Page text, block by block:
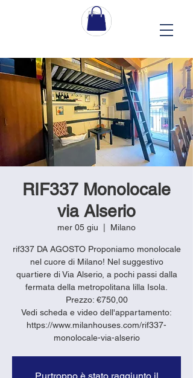
RIF337 Monolocale
via Alserio
mer 05 giu Milano
rif337 DA AGOSTO Proponiamo monolocale
nel cuore di Milano! Nel suggestivo
quartiere di Via Alserio, a pochi passi dalla
fermata della metropolitana lilla Isola.
Prezzo: €750,00
Vedi scheda e video dell'appartamento:
https://www.milanhouses.com/rif337-
monolocale-via-alserio
Purtroppo è stato raggiunto il